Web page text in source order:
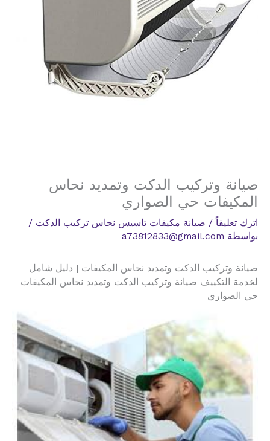
صيانة وتركيب الدكت وتمديد نحاس
المكيفات حي الصواري
اترك تعليقاً / صيانة مكيفات تاسيس نحاس تركيب الدكت /
بواسطة a73812833@gmail.com
صيانة وتركيب الدكت وتمديد نحاس المكيفات | دليل شامل
لخدمة التكييف صيانة وتركيب الدكت وتمديد نحاس المكيفات
حي الصواري